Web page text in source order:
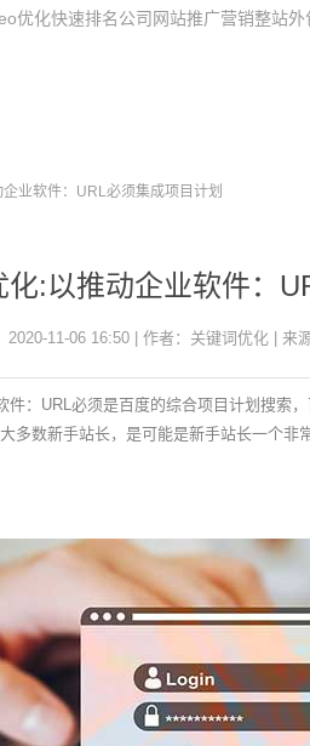
优化快速排名公司网站推广营销整站外
业软件：URL必须集成项目计划
:以推动企业软件：
2020-11-06 16:50 | 作者：关键词优化 | 来
：URL必须是百度的综合项目计划搜索
多数新手站长，是可能是新手站长一个非